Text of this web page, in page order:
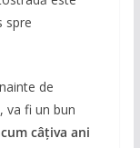
spre
de
va fi un bun
câțiva ani